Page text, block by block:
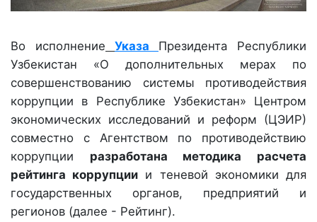
Во исполнение Указа Президента Республики
Узбекистан «О дополнительных мерах по
совершенствованию системы противодействия
коррупции в Республике Узбекистан» Центром
экономических исследований и реформ (ЦЭИР)
совместно с Агентством по противодействию
коррупции разработана методика расчета
рейтинга коррупции и теневой экономики для
государственных органов, предприятий и
регионов (далее - Рейтинг).